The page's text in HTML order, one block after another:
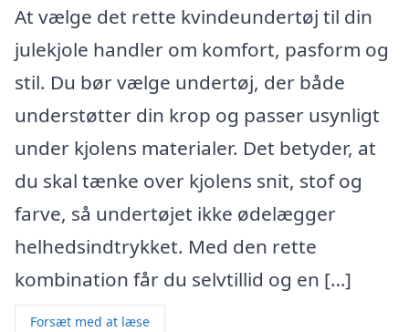
At vælge det rette kvindeundertøj til din
julekjole handler om komfort, pasform og
stil. Du bør vælge undertøj, der både
understøtter din krop og passer usynligt
under kjolens materialer. Det betyder, at
du skal tænke over kjolens snit, stof og
farve, så undertøjet ikke ødelægger
helhedsindtrykket. Med den rette
kombination får du selvtillid og en […]
Forsæt med at læse